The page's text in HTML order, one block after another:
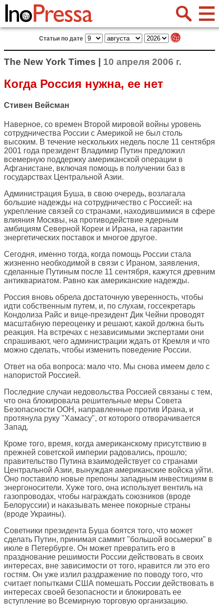
Статьи по дате
The New York Times | 10 апреля 2006 г.
Когда Россия нужна, ее нет
Стивен Вейсман
Наверное, со времен Второй мировой войны уровень
сотрудничества России с Америкой не был столь
высоким. В течение нескольких недель после 11 сентября
2001 года президент Владимир Путин предложил
всемерную поддержку американской операции в
Афганистане, включая помощь в получении баз в
государствах Центральной Азии.
Администрация Буша, в свою очередь, возлагала
большие надежды на сотрудничество с Россией: на
укрепление связей со странами, находившимися в сфере
влияния Москвы, на противодействие ядерным
амбициям Северной Кореи и Ирана, на гарантии
энергетических поставок и многое другое.
Сегодня, именно тогда, когда помощь России стала
жизненно необходимой в связи с Ираном, заявления,
сделанные Путиным после 11 сентября, кажутся древним
антиквариатом. Равно как американские надежды.
Россия вновь обрела достаточную уверенность, чтобы
идти собственным путем, и, по слухам, госсекретарь
Кондолиза Райс и вице-президент Дик Чейни проводят
масштабную переоценку и решают, какой должна быть
реакция. На встречах с независимыми экспертами они
спрашивают, чего администрации ждать от Кремля и что
можно сделать, чтобы изменить поведение России.
Ответ на оба вопроса: мало что. Мы снова имеем дело с
напористой Россией.
Последние случаи недовольства Россией связаны с тем,
что она блокировала решительные меры Совета
Безопасности ООН, направленные против Ирана, и
протянула руку "Хамасу", от которого отворачивается
Запад.
Кроме того, время, когда американскому присутствию в
прежней советской империи радовались, прошло;
правительство Путина взаимодействует со странами
Центральной Азии, вынуждая американские войска уйти.
Оно поставило новые препоны западным инвестициям в
энергоносители. Хуже того, она использует вентиль на
газопроводах, чтобы награждать союзников (вроде
Белоруссии) и наказывать менее покорные страны
(вроде Украины).
Советники президента Буша боятся того, что может
сделать Путин, принимая саммит "большой восьмерки" в
июле в Петербурге. Он может превратить его в
празднование решимости России действовать в своих
интересах, вне зависимости от того, нравится ли это его
гостям. Он уже излил раздражение по поводу того, что
считает попытками США помешать России действовать в
интересах своей безопасности и блокировать ее
вступление во Всемирную торговую организацию.